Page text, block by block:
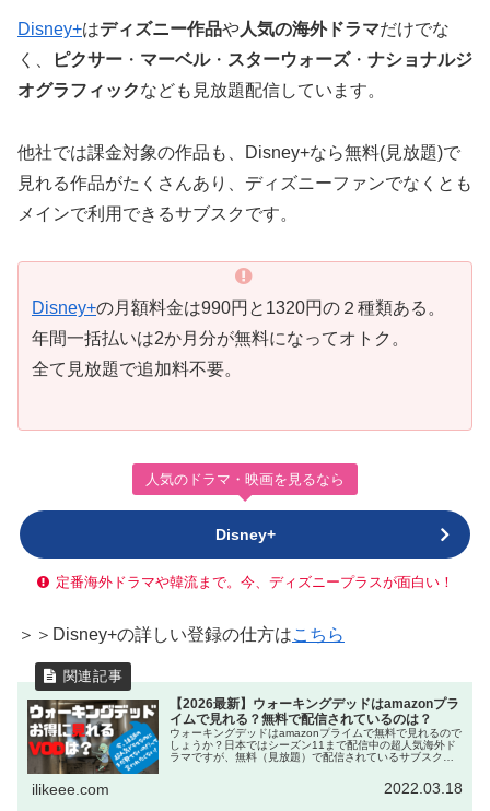
Disney+はディズニー作品や人気の海外ドラマだけでな
く、
ピクサー ・ マーベル・ スターウォーズ ・ ナショナルジ
オグラフィックなども見放題配信しています。
他社では課金対象の作品も、Disney+なら無料(見放題)で
見れる作品がたくさんあり、ディズニーファンでなくとも
メインで利用できるサブスクです。
Disney+の月額料金は990円と1320円の２種類ある。
年間一括払いは2か月分が無料になってオトク。
全て見放題で追加料不要。
人気のドラマ・映画を見るなら
Disney+
定番海外ドラマや韓流まで。今、ディズニープラスが面白い！
＞＞Disney+の詳しい登録の仕方はこちら
【2026最新】ウォーキングデッドはamazonプラ
イムで見れる？無料で配信されているのは？
ウォーキングデッドはamazonプライムで無料で見れるので
しょうか？日本ではシーズン11まで配信中の超人気海外ド
ラマですが、無料（見放題）で配信されているサブスクは
ilikeee.com 2022.03.18